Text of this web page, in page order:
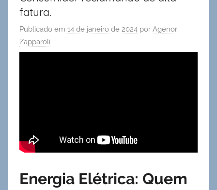
fatura.
Publicado em 14 de janeiro de 2024 por Agenor
Zapparoli
Energia Elétrica: Quem